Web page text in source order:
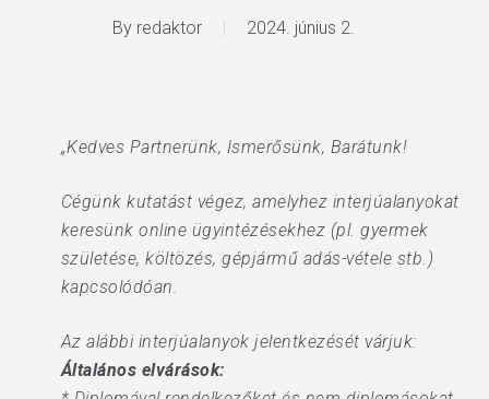
By redaktor 2024. június 2.
„Kedves Partnerünk, Ismerősünk, Barátunk!
Cégünk kutatást végez, amelyhez interjúalanyokat
keresünk online ügyintézésekhez (pl. gyermek
születése, költözés, gépjármű adás-vétele stb.)
kapcsolódóan.
Az alábbi interjúalanyok jelentkezését várjuk:
Általános elvárások: